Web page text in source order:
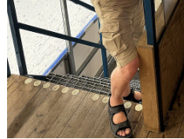
SVENSK HOCKEYTV
KLUBBPROFIL
SUPPORTERKLUBBEN
MEDLEMSSKAP